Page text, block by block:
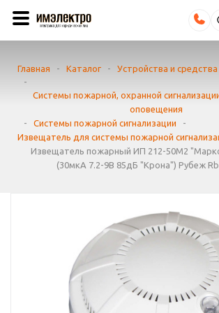
Главная - Каталог -
Устройства и
-
Системы пожарной, охранной
оповещения
-
Системы пожарной сигнализации
-
Извещатель для системы пожарной
Извещатель пожарный ИП 212-50М2
(30мкА 7.2-9В 85дБ "Крона") Рубеж